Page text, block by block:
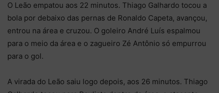
O Leão empatou aos 22 minutos. Thiago Galhardo tocou a
bola por debaixo das pernas de Ronaldo Capeta, avançou,
entrou na área e cruzou. O goleiro André Luís espalmou
para o meio da área e o zagueiro Zé Antônio só empurrou
para o gol.
A virada do Leão saiu logo depois, aos 26 minutos. Thiago